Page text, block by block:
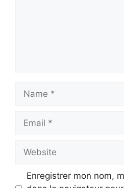
Name
Email
Website
Enregistrer mon nom,